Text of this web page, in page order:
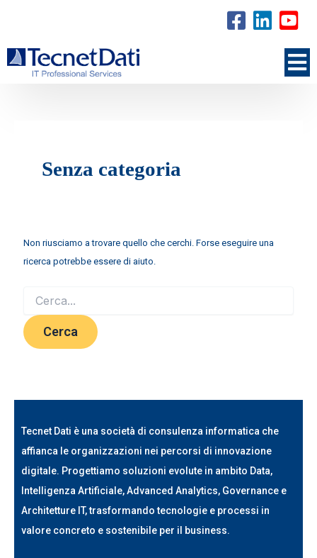
Senza categoria
Non riusciamo a trovare quello che cerchi. Forse eseguire una
ricerca potrebbe essere di aiuto.
Tecnet Dati è una società di consulenza informatica che
affianca le organizzazioni nei percorsi di innovazione
digitale. Progettiamo soluzioni evolute in ambito Data,
Intelligenza Artificiale, Advanced Analytics, Governance e
Architetture IT, trasformando tecnologie e processi in
valore concreto e sostenibile per il business.